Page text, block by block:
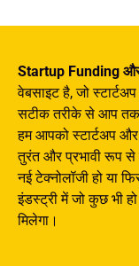
Startup Funding
वेबसाइट है, जो
सटीक तरीके से आप तक
हम आपको स्टार्टअप और
तुरंत और प्रभावी रूप से
नई टेक्नोलॉजी हो या
इंडस्ट्री में जो कुछ भी
मिलेगा।